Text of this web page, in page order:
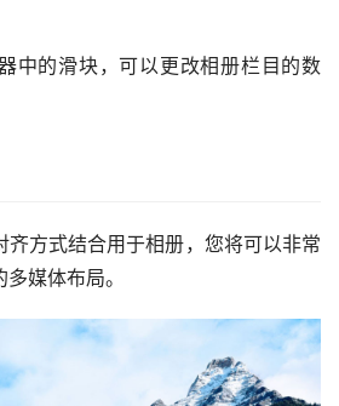
中的滑块，可以更改相册栏目的数
齐方式结合用于相册，您将可以非常
媒体布局。